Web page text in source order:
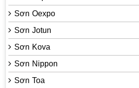
Sơn Oexpo
Sơn Jotun
Sơn Kova
Sơn Nippon
Sơn Toa